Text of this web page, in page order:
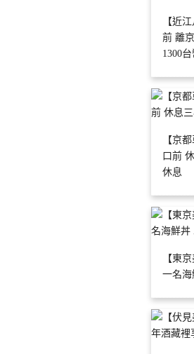
【近
前 離
1300
【京
口前
休息
【東
一名